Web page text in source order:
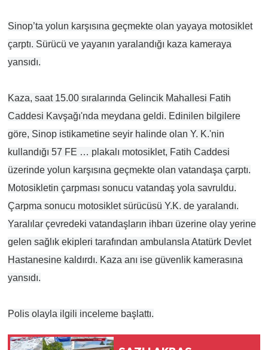
Sinop’ta yolun karşısına geçmekte olan yayaya motosiklet
çarptı. Sürücü ve yayanın yaralandığı kaza kameraya
yansıdı.
Kaza, saat 15.00 sıralarında Gelincik Mahallesi Fatih
Caddesi Kavşağı'nda meydana geldi. Edinilen bilgilere
göre, Sinop istikametine seyir halinde olan Y. K.'nin
kullandığı 57 FE … plakalı motosiklet, Fatih Caddesi
üzerinde yolun karşısına geçmekte olan vatandaşa çarptı.
Motosikletin çarpması sonucu vatandaş yola savruldu.
Çarpma sonucu motosiklet sürücüsü Y.K. de yaralandı.
Yaralılar çevredeki vatandaşların ihbarı üzerine olay yerine
gelen sağlık ekipleri tarafından ambulansla Atatürk Devlet
Hastanesine kaldırdı. Kaza anı ise güvenlik kamerasına
yansıdı.
Polis olayla ilgili inceleme başlattı.